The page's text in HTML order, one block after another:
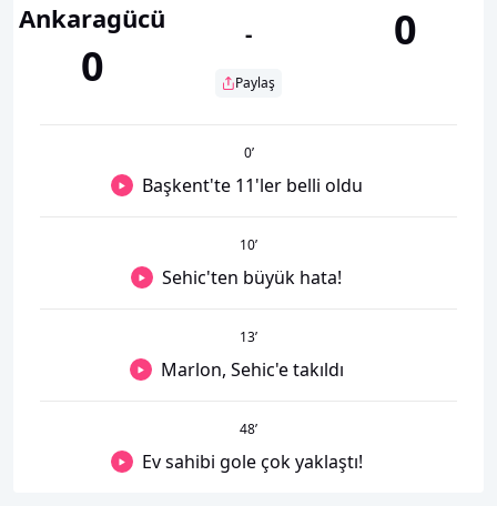
Ankaragücü
0
-
Paylaş
0
0’
Başkent'te 11'ler belli oldu
10’
Sehic'ten büyük hata!
13’
Marlon, Sehic'e takıldı
48’
Ev sahibi gole çok yaklaştı!